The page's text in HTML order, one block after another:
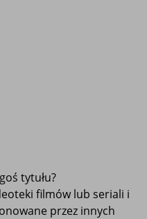
tytułu?
filmów lub seriali i
przez innych